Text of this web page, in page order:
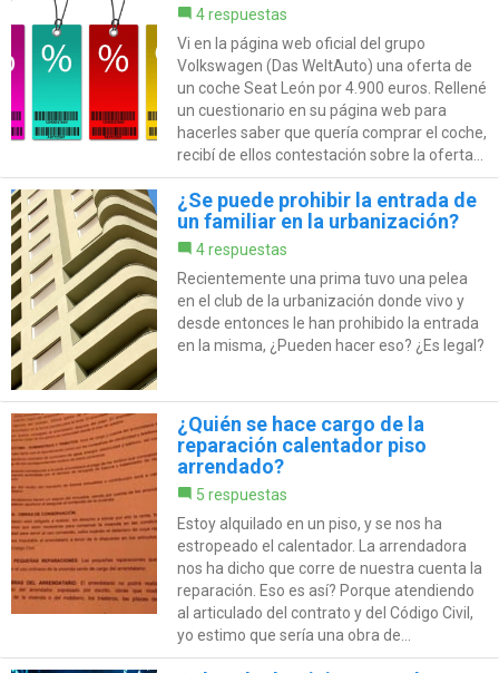
4 respuestas
Vi en la página web oficial del grupo
Volkswagen (Das WeltAuto) una oferta de
un coche Seat León por 4.900 euros. Rellené
un cuestionario en su página web para
hacerles saber que quería comprar el coche,
recibí de ellos contestación sobre la oferta...
¿Se puede prohibir la entrada de
un familiar en la urbanización?
4 respuestas
Recientemente una prima tuvo una pelea
en el club de la urbanización donde vivo y
desde entonces le han prohibido la entrada
en la misma, ¿Pueden hacer eso? ¿Es legal?
¿Quién se hace cargo de la
reparación calentador piso
arrendado?
5 respuestas
Estoy alquilado en un piso, y se nos ha
estropeado el calentador. La arrendadora
nos ha dicho que corre de nuestra cuenta la
reparación. Eso es así? Porque atendiendo
al articulado del contrato y del Código Civil,
yo estimo que sería una obra de...